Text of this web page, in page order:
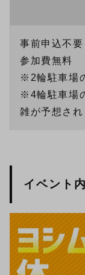
事前申込不要
参加費無料
※2輪駐車場
※4輪駐車場
雑が予想され
イベント